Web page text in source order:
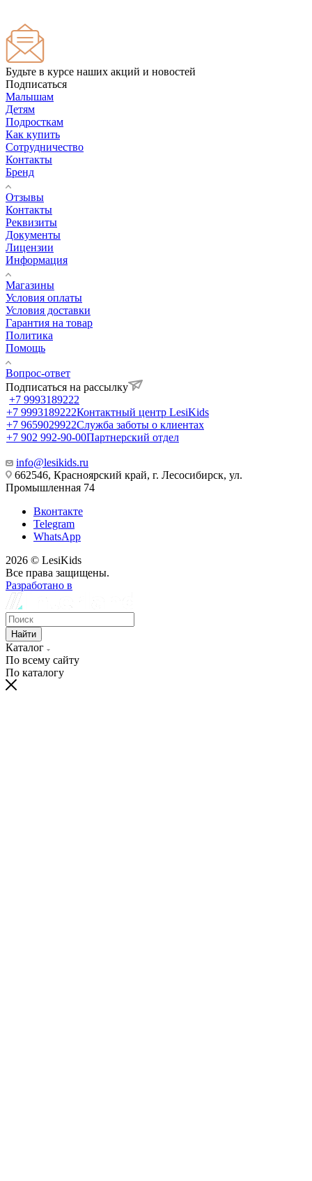
Будьте в курсе наших акций и новостей
Подписаться
Малышам
Детям
Подросткам
Как купить
Сотрудничество
Контакты
Бренд
Отзывы
Контакты
Реквизиты
Документы
Лицензии
Информация
Магазины
Условия оплаты
Условия доставки
Гарантия на товар
Политика
Помощь
Вопрос-ответ
Подписаться на рассылку
+7 9993189222
+7 9993189222Контактный центр LesiKids
+7 9659029922Служба заботы о клиентах
+7 902 992-90-00Партнерский отдел
info@lesikids.ru
662546, Красноярский край, г. Лесосибирск, ул.
Промышленная 74
Вконтакте
Telegram
WhatsApp
2026 © LesiKids
Все права защищены.
Разработано в
Найти
Каталог
По всему сайту
По каталогу